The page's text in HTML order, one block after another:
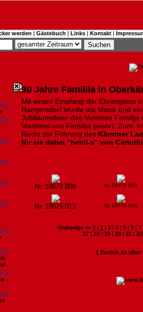
werden | Gästebuch | Links | Kontakt |
30 Jahre Familila in
Mit einem Empfang der Ehrengäste
Rangersdorf wurde mit Musik und
Jubiläumsfeier des Vereines
Vorstand von Familija geehrt. Zum
Recht zur Führung des Kärntner
für sie dabei "heidi-s" von
Nr. 18679 009 Nr. 18679 010
Nr. 18679 013 Nr. 18679 014
: Vorherige << 1 | 2 | 3 | 4 | 5 | 6 | 7
17 |18 |19 |20 |21 |22
[ Zurück zu